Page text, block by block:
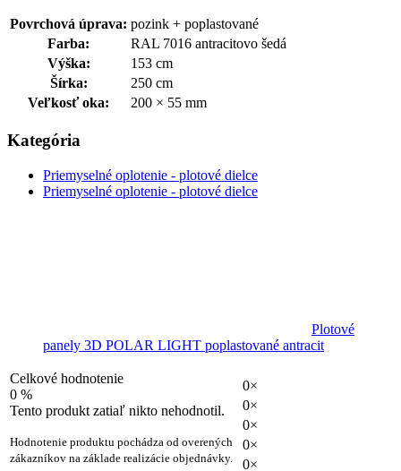
Povrchová úprava: pozink + poplastované
Farba:
RAL 7016 antracitovo šedá
Výška:
153 cm
Šírka:
250 cm
Veľkosť oka:
200 × 55 mm
Kategória
Priemyselné oplotenie - plotové dielce
Priemyselné oplotenie - plotové dielce
Plotové
panely 3D POLAR LIGHT poplastované antracit
Celkové hodnotenie
0 %
Tento produkt zatiaľ nikto nehodnotil.
Hodnotenie produktu pochádza od overených
zákazníkov na základe realizácie objednávky.
0×
0×
0×
0×
0×